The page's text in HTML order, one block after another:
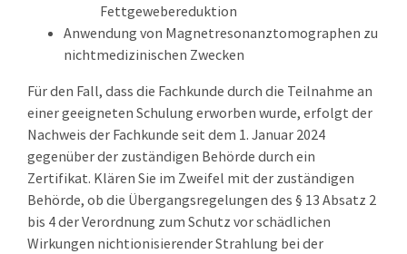
Fettgewebereduktion
Anwendung von Magnetresonanztomographen zu
nichtmedizinischen Zwecken
Für den Fall, dass die Fachkunde durch die Teilnahme an
einer geeigneten Schulung erworben wurde, erfolgt der
Nachweis der Fachkunde seit dem 1. Januar 2024
gegenüber der zuständigen Behörde durch ein
Zertifikat. Klären Sie im Zweifel mit der zuständigen
Behörde, ob die Übergangsregelungen des § 13 Absatz 2
bis 4 der Verordnung zum Schutz vor schädlichen
Wirkungen nichtionisierender Strahlung bei der